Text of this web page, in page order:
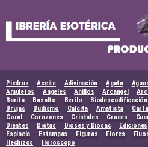
Piedras Aceite Adivinación Agata
Amuletos
Ángeles Anillos Arcangel
Barita
Basalto Berilo Biodescodificación
Brujas
Budismo Calcita Amatista
Coral
Corazones Cristales Cruces
Dientes
Dietas Dioses y Diosas Ediciones
Espinela
Estampas Figuras Flores
Hechizos
Horóscopo